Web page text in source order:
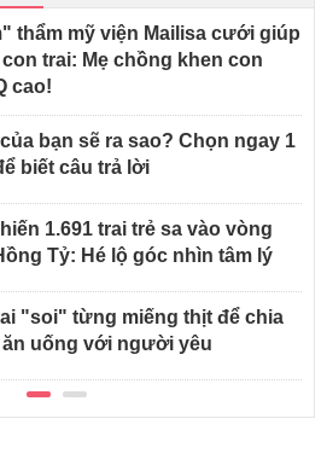
thẩm mỹ viện Mailisa cưới giúp
trai: Mẹ chồng khen con
cao!
bạn sẽ ra sao? Chọn ngay 1
biết câu trả lời
1.691 trai trẻ sa vào vòng
Tỷ: Hé lộ góc nhìn tâm lý
"soi" từng miếng thịt để chia
ăn uống với người yêu